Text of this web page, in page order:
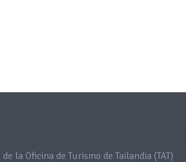
la Oficina de Turismo de Tailandia (TAT)